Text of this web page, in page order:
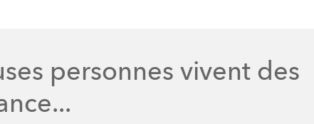
personnes vivent des